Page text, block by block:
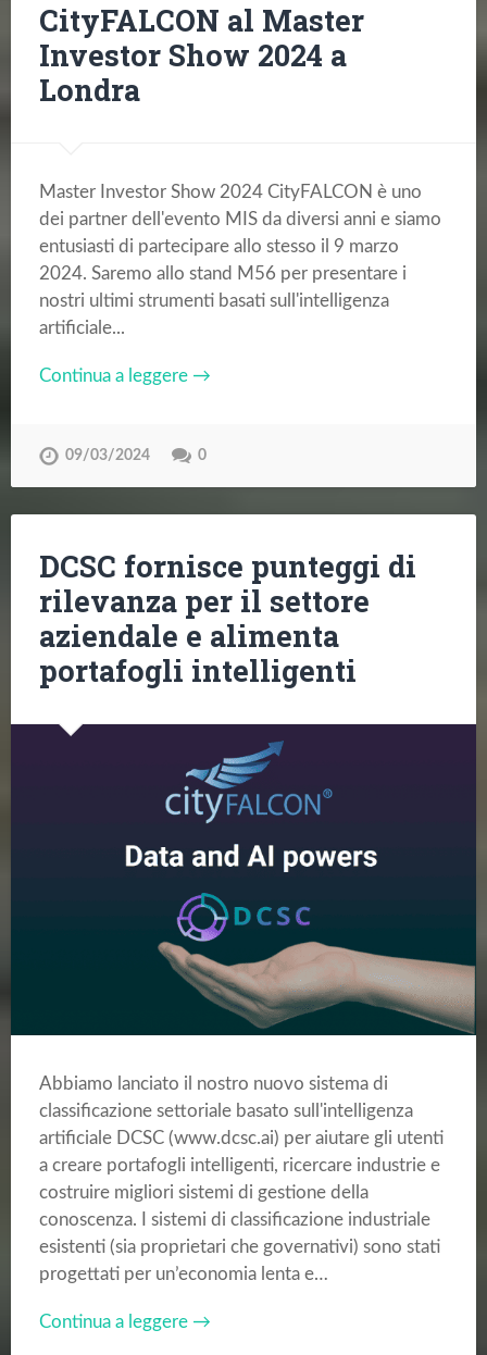
CityFALCON al Master
Investor Show 2024 a
Londra
Master Investor Show 2024 CityFALCON è uno
dei partner dell'evento MIS da diversi anni e siamo
entusiasti di partecipare allo stesso il 9 marzo
2024. Saremo allo stand M56 per presentare i
nostri ultimi strumenti basati sull'intelligenza
artificiale...
Continua a leggere →
09/03/2024 0
DCSC fornisce punteggi di
rilevanza per il settore
aziendale e alimenta
portafogli intelligenti
Abbiamo lanciato il nostro nuovo sistema di
classificazione settoriale basato sull'intelligenza
artificiale DCSC (www.dcsc.ai) per aiutare gli utenti
a creare portafogli intelligenti, ricercare industrie e
costruire migliori sistemi di gestione della
conoscenza. I sistemi di classificazione industriale
esistenti (sia proprietari che governativi) sono stati
progettati per un’economia lenta e…
Continua a leggere →